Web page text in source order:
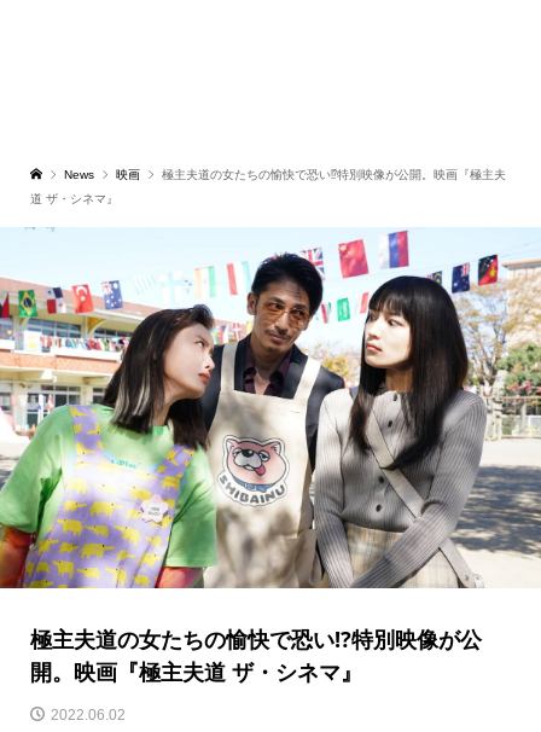
News 映画
極主夫道の女たちの愉快で恐い⁉特別映像が公開。映画『極主夫
道 ザ・シネマ』
極主夫道の女たちの愉快で恐い⁉特別映像が公
開。映画『極主夫道 ザ・シネマ』
2022.06.02